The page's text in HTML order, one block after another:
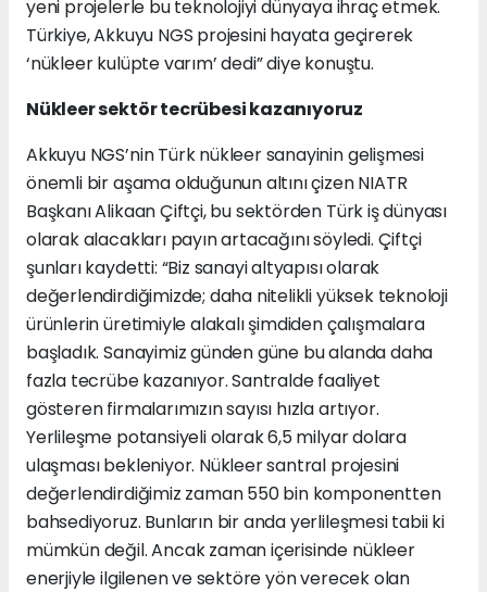
yeni projelerle bu teknolojiyi dünyaya ihraç etmek.
Türkiye, Akkuyu NGS projesini hayata geçirerek
‘nükleer kulüpte varım’ dedi” diye konuştu.
Nükleer sektör tecrübesi kazanıyoruz
Akkuyu NGS’nin Türk nükleer sanayinin gelişmesi
önemli bir aşama olduğunun altını çizen NIATR
Başkanı Alikaan Çiftçi, bu sektörden Türk iş dünyası
olarak alacakları payın artacağını söyledi. Çiftçi
şunları kaydetti: “Biz sanayi altyapısı olarak
değerlendirdiğimizde; daha nitelikli yüksek teknoloji
ürünlerin üretimiyle alakalı şimdiden çalışmalara
başladık. Sanayimiz günden güne bu alanda daha
fazla tecrübe kazanıyor. Santralde faaliyet
gösteren firmalarımızın sayısı hızla artıyor.
Yerlileşme potansiyeli olarak 6,5 milyar dolara
ulaşması bekleniyor. Nükleer santral projesini
değerlendirdiğimiz zaman 550 bin komponentten
bahsediyoruz. Bunların bir anda yerlileşmesi tabii ki
mümkün değil. Ancak zaman içerisinde nükleer
enerjiyle ilgilenen ve sektöre yön verecek olan